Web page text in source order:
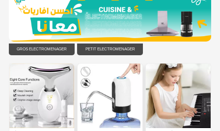
GROS ÉLECTROMÉNAGER PETIT ÉLECTROMÉNAGER